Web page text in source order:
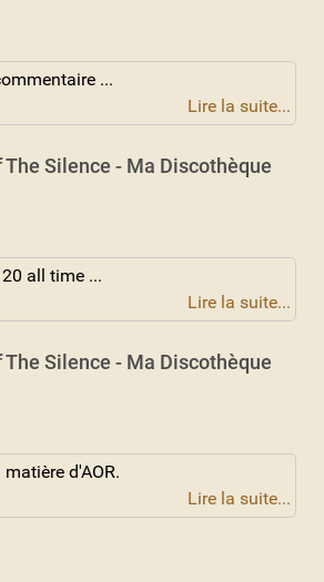
...
Lire la suite...
The Silence - Ma Discothèque
all time ...
Lire la suite...
The Silence - Ma Discothèque
matière d'AOR.
Lire la suite...